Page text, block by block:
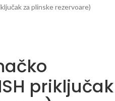
za plinske rezervoare)
priključak